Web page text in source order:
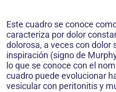
Este cuadro se conoce
caracteriza por dolor
dolorosa, a veces con dolor
inspiración (signo de
lo que se conoce con el
cuadro puede evolucionar
vesicular con peritonitis y